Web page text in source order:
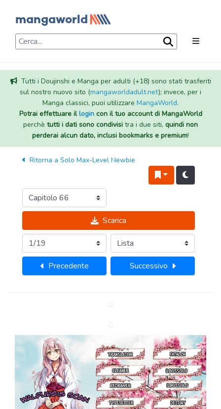
Tutti i Doujinshi e Manga per adulti (+18) sono stati trasferiti
sul nostro nuovo sito (mangaworldadult.net); invece, per i
Manga classici, puoi utilizzare MangaWorld.
Potrai effettuare illogincon il tuo account di MangaWorld
perchè tutti i dati sono condivisi tra i due siti, quindi non
perderai alcun dato, inclusi bookmarks e premium!
Ritorna a Solo Max-Level Newbie
Scarica
Precedente Successivo